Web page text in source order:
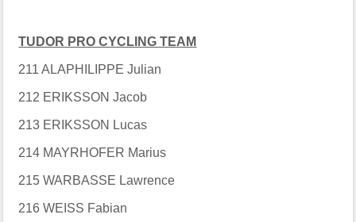
TUDOR PRO CYCLING TEAM
211 ALAPHILIPPE Julian
212 ERIKSSON Jacob
213 ERIKSSON Lucas
214 MAYRHOFER Marius
215 WARBASSE Lawrence
216 WEISS Fabian